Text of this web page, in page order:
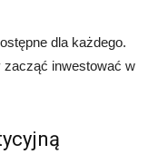
dla każdego.
zacząć inwestować w